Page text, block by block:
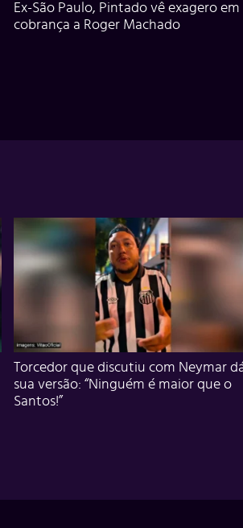
Ex-São Paulo, Pintado vê exagero em
cobrança a Roger Machado
Torcedor que discutiu com Neymar
sua versão: “Ninguém é maior que o
Santos!”